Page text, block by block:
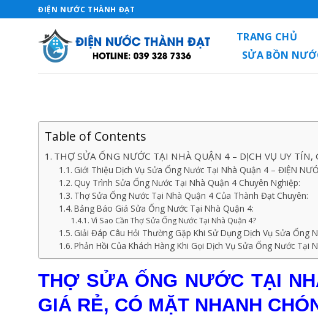
to
ĐIỆN NƯỚC THÀNH ĐẠT
TRANG CHỦ
SỬA BỒN
Table of Contents
THỢ SỬA ỐNG NƯỚC TẠI NHÀ QUẬN 4 – DỊCH VỤ UY TÍN,
Giới Thiệu Dịch Vụ Sửa Ống Nước Tại Nhà Quận 4 – ĐIỆN
Quy Trình Sửa Ống Nước Tại Nhà Quận 4 Chuyên Nghiệp:
Thợ Sửa Ống Nước Tại Nhà Quận 4 Của Thành Đạt Chuyên:
Bảng Báo Giá Sửa Ống Nước Tại Nhà Quận 4:
Vì Sao Cần Thợ Sửa Ống Nước Tại Nhà Quận 4?
Giải Đáp Câu Hỏi Thường Gặp Khi Sử Dụng Dịch Vụ Sửa Ống
Phản Hồi Của Khách Hàng Khi Gọi Dịch Vụ Sửa Ống Nước Tại
THỢ SỬA ỐNG NƯỚC TẠI
GIÁ RẺ, CÓ MẶT NHANH